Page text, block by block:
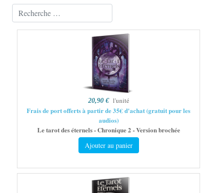
Valider
20,90 € l'unité
Frais de port offerts à partir de 35€ d'achat (gratuit pour les
audios)
Le tarot des éternels - Chronique 2 - Version brochée
Ajouter au panier